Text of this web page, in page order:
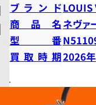
ブランドLOUIS
商品名 ネヴァ
型番
買取時期2026